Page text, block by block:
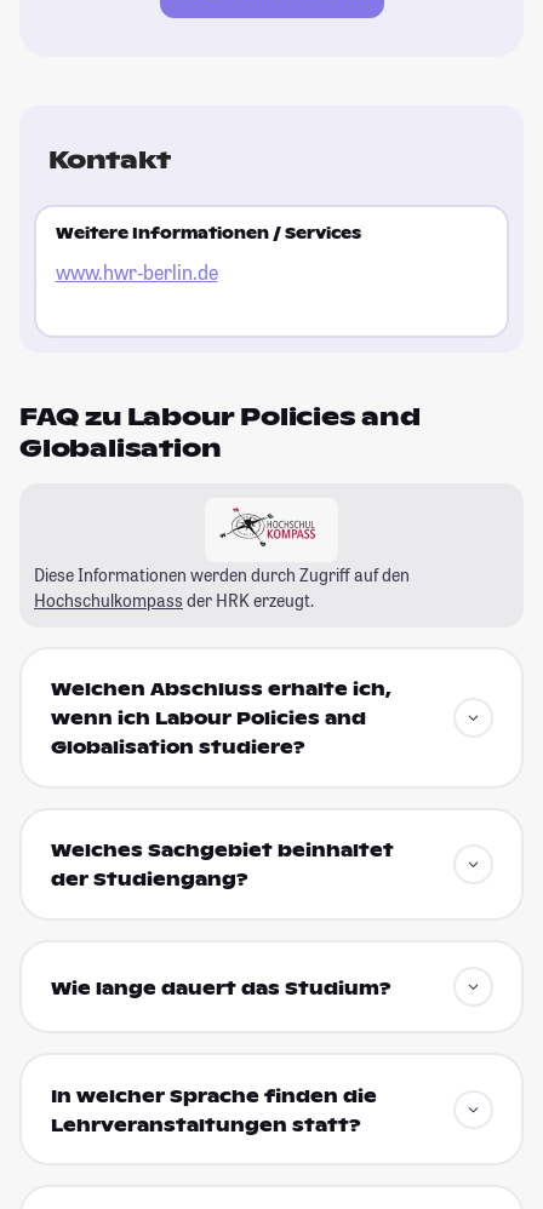
Kontakt
Weitere Informationen / Services
www.hwr-berlin.de
FAQ zu Labour Policies and
Globalisation
Diese Informationen werden durch Zugriff auf den
Hochschulkompass der HRK erzeugt.
Welchen Abschluss erhalte ich,
wenn ich Labour Policies and
Globalisation studiere?
Welches Sachgebiet beinhaltet
der Studiengang?
Wie lange dauert das Studium?
In welcher Sprache finden die
Lehrveranstaltungen statt?